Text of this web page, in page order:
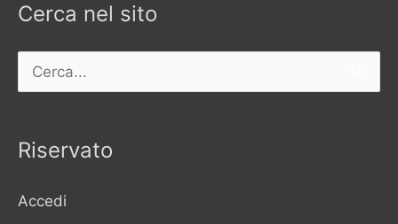
Cerca nel sito
Cerca:
Riservato
Accedi